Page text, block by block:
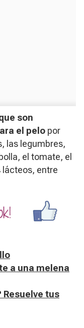
son
el pelo por
las legumbres,
el tomate, el
lácteos, entre
a una melena
Resuelve tus